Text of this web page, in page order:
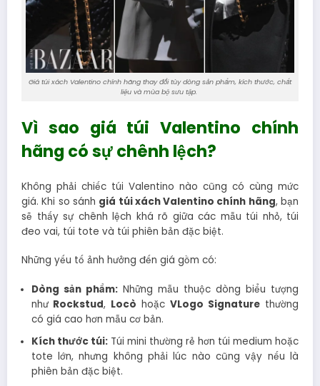
Giá túi xách Valentino chính hãng thay đổi tùy dòng sản phẩm, kích thước, chất
liệu và mùa bộ sưu tập.
Vì sao giá túi Valentino chính
hãng có sự chênh lệch?
Không phải chiếc túi Valentino nào cũng có cùng mức
giá. Khi so sánh giá túi xách Valentino chính hãng, bạn
sẽ thấy sự chênh lệch khá rõ giữa các mẫu túi nhỏ, túi
đeo vai, túi tote và túi phiên bản đặc biệt.
Những yếu tố ảnh hưởng đến giá gồm có:
Dòng sản phẩm:Những mẫu thuộc dòng biểu tượng
như Rockstud, Locò hoặcVLogo Signature thường
có giá cao hơn mẫu cơ bản.
Kích thước túi:Túi mini thường rẻ hơn túi medium hoặc
tote lớn, nhưng không phải lúc nào cũng vậy nếu là
phiên bản đặc biệt.